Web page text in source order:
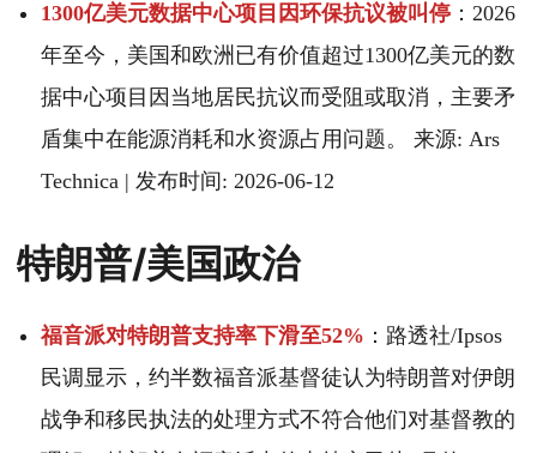
1300亿美元数据中心项目因环保抗议被叫停 ：2026
年至今，美国和欧洲已有价值超过1300亿美元的数
据中心项目因当地居民抗议而受阻或取消，主要矛
盾集中在能源消耗和水资源占用问题。 来源: Ars
Technica | 发布时间: 2026-06-12
特朗普/美国政治
福音派对特朗普支持率下滑至52% ：路透社/Ipsos
民调显示，约半数福音派基督徒认为特朗普对伊朗
战争和移民执法的处理方式不符合他们对基督教的